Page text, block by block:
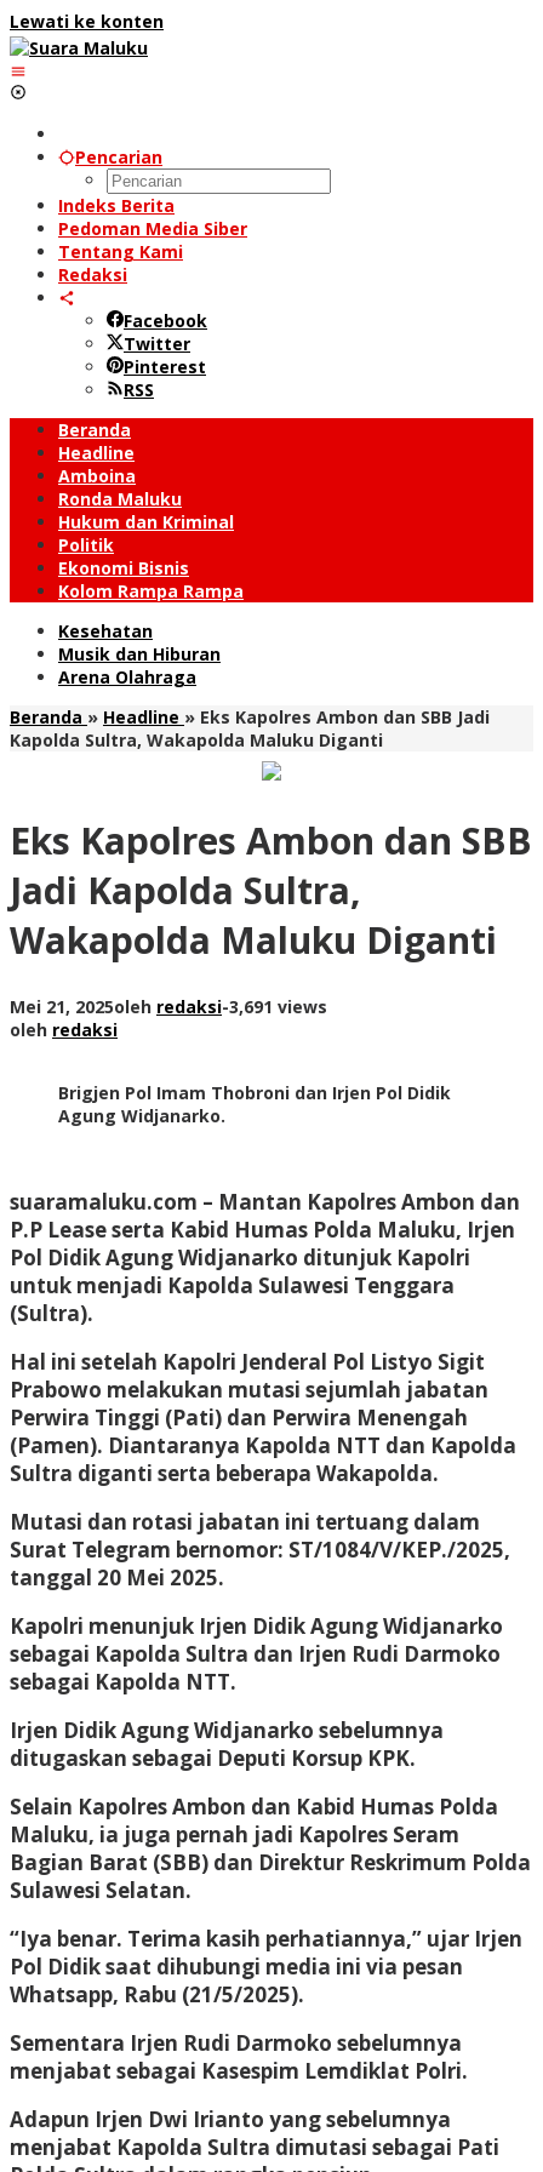
Lewati ke konten
Pencarian
Indeks Berita
Pedoman Media Siber
Tentang Kami
Redaksi
Facebook
Twitter
Pinterest
RSS
Beranda
Headline
Amboina
Ronda Maluku
Hukum dan Kriminal
Politik
Ekonomi Bisnis
Kolom Rampa Rampa
Kesehatan
Musik dan Hiburan
Arena Olahraga
Beranda » Headline » Eks Kapolres Ambon dan SBB Jadi
Kapolda Sultra, Wakapolda Maluku Diganti
Eks Kapolres Ambon dan SBB
Jadi Kapolda Sultra,
Wakapolda Maluku Diganti
Mei 21, 2025oleh redaksi-3,691 views
oleh redaksi
Brigjen Pol Imam Thobroni dan Irjen Pol Didik
Agung Widjanarko.
suaramaluku.com – Mantan Kapolres Ambon dan
P.P Lease serta Kabid Humas Polda Maluku, Irjen
Pol Didik Agung Widjanarko ditunjuk Kapolri
untuk menjadi Kapolda Sulawesi Tenggara
(Sultra).
Hal ini setelah Kapolri Jenderal Pol Listyo Sigit
Prabowo melakukan mutasi sejumlah jabatan
Perwira Tinggi (Pati) dan Perwira Menengah
(Pamen). Diantaranya Kapolda NTT dan Kapolda
Sultra diganti serta beberapa Wakapolda.
Mutasi dan rotasi jabatan ini tertuang dalam
Surat Telegram bernomor: ST/1084/V/KEP./2025,
tanggal 20 Mei 2025.
Kapolri menunjuk Irjen Didik Agung Widjanarko
sebagai Kapolda Sultra dan Irjen Rudi Darmoko
sebagai Kapolda NTT.
Irjen Didik Agung Widjanarko sebelumnya
ditugaskan sebagai Deputi Korsup KPK.
Selain Kapolres Ambon dan Kabid Humas Polda
Maluku, ia juga pernah jadi Kapolres Seram
Bagian Barat (SBB) dan Direktur Reskrimum Polda
Sulawesi Selatan.
“Iya benar. Terima kasih perhatiannya,” ujar Irjen
Pol Didik saat dihubungi media ini via pesan
Whatsapp, Rabu (21/5/2025).
Sementara Irjen Rudi Darmoko sebelumnya
menjabat sebagai Kasespim Lemdiklat Polri.
Adapun Irjen Dwi Irianto yang sebelumnya
menjabat Kapolda Sultra dimutasi sebagai Pati